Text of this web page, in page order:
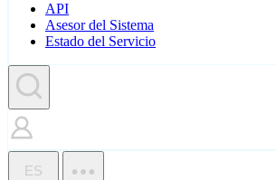
API
Asesor del Sistema
Estado del Servicio
ES